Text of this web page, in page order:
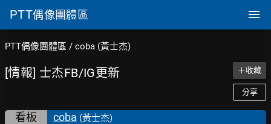
PTT偶像團體區
PTT偶像團體區 / coba (黃士杰)
[情報] 士杰FB/IG更新 ＋收藏
分享
看板 coba (黃士杰)